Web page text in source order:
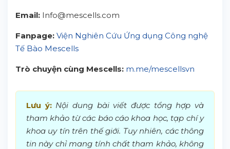
Email: Info@mescells.com
Fanpage: Viện Nghiên Cứu Ứng dụng Công nghệ
Tế Bào Mescells
Trò chuyện cùng Mescells: m.me/mescellsvn
Lưu ý:Nội dung bài viết được tổng hợp và
tham khảo từ các báo cáo khoa học, tạp chí y
khoa uy tín trên thế giới. Tuy nhiên, các thông
tin này chỉ mang tính chất tham khảo, không